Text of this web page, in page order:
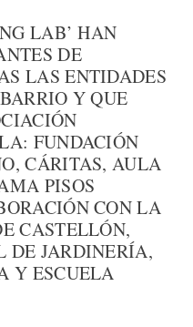
LAB’ HAN
DE
LAS ENTIDADES
Y QUE
FUNDACIÓN
CÁRITAS, AULA
PISOS
CON LA
CASTELLÓN,
DE JARDINERÍA,
Y ESCUELA